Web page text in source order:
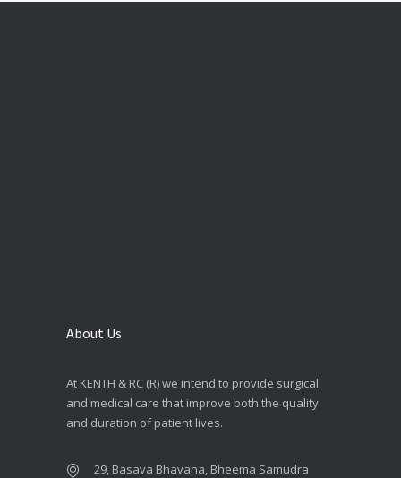
About Us
At KENTH & RC (R) we intend to provide surgical
and medical care that improve both the quality
and duration of patient lives.
29, Basava Bhavana, Bheema Samudra